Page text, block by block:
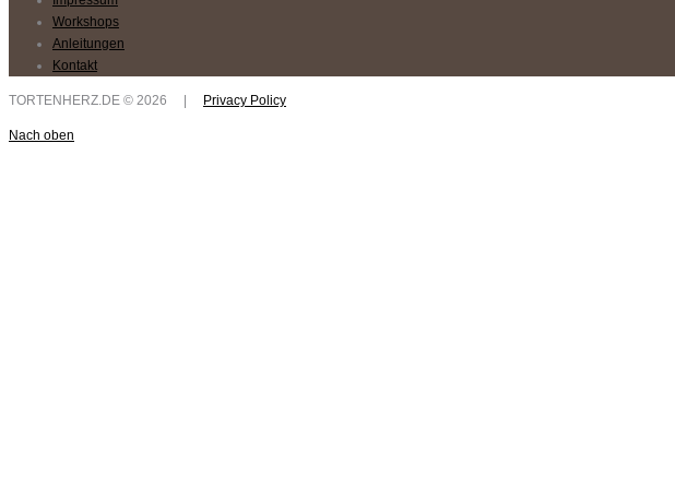
Workshops
Anleitungen
Kontakt
TORTENHERZ.DE © 2026 | Privacy Policy
Nach oben